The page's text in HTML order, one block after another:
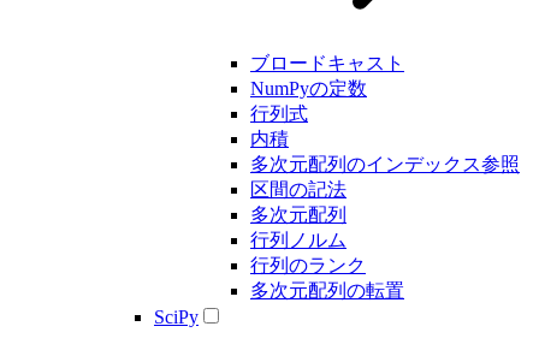
ブロードキャスト
NumPyの定数
行列式
内積
多次元配列のインデックス参照
区間の記法
多次元配列
行列ノルム
行列のランク
多次元配列の転置
SciPy